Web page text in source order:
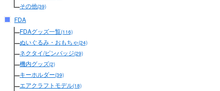
その他(39)
FDA
FDAグッズ一覧(116)
ぬいぐるみ・おもちゃ(24)
ネクタイ/ピンバッジ(29)
機内グッズ(2)
キーホルダー(39)
エアクラフトモデル(18)